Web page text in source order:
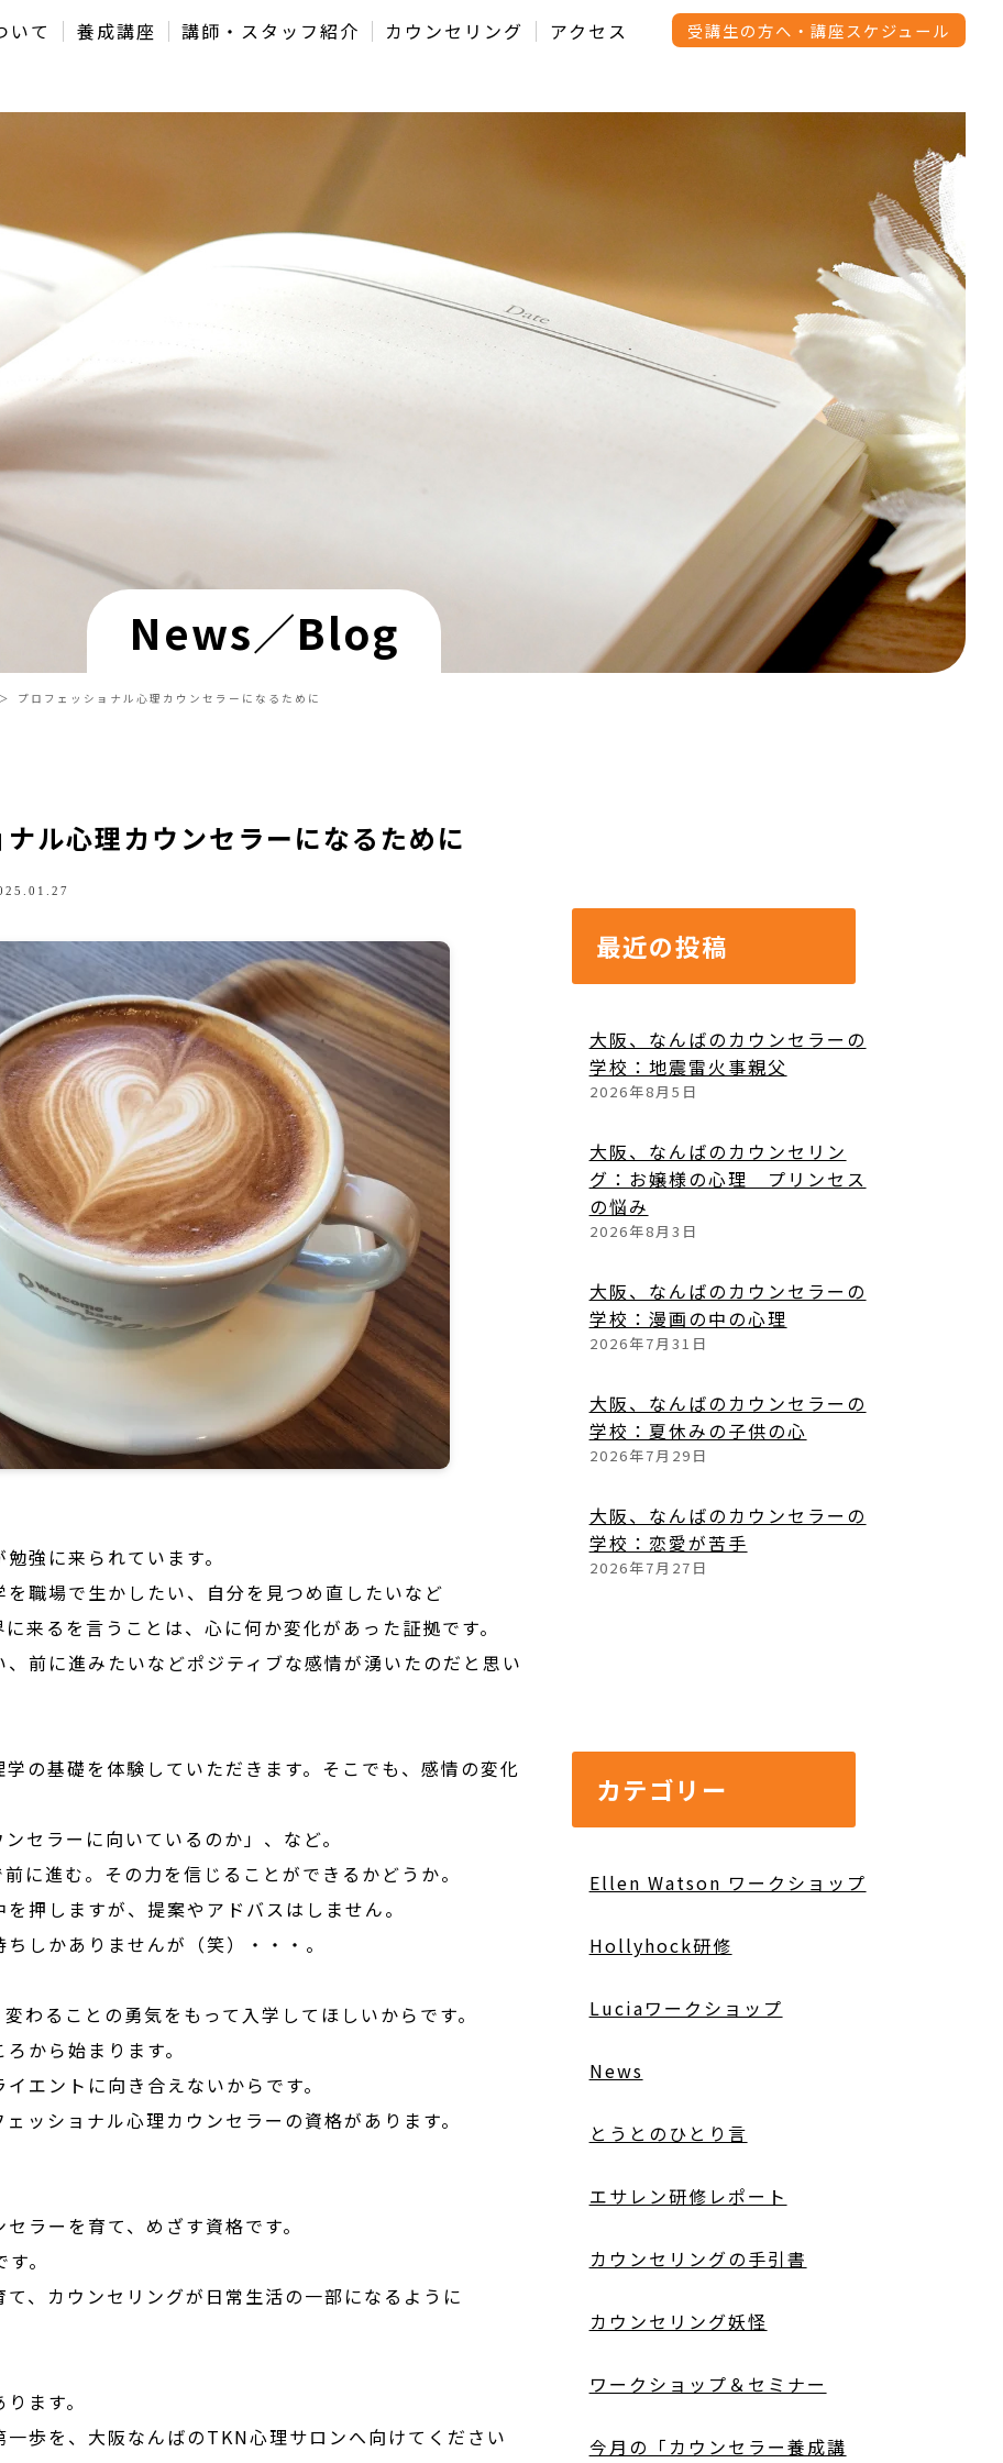
いて 養成講座 講師・スタッフ紹介 カウンセリング アクセス 受講生の方へ・講座スケジュール
News／Blog
プロフェッショナル心理カウンセラーになるために
ル心理カウンセラーになるために
強に来られています。
職場で生かしたい、自分を見つめ直したいなど
来るを言うことは、心に何か変化があった証拠です。
前に進みたいなどポジティブな感情が湧いたのだと思い
の基礎を体験していただきます。そこでも、感情の変化
セラーに向いているのか」、など。
に進む。その力を信じることができるかどうか。
押しますが、提案やアドバスはしません。
しかありませんが（笑）・・・。
わることの勇気をもって入学してほしいからです。
から始まります。
エントに向き合えないからです。
ッショナル心理カウンセラーの資格があります。
ラーを育て、めざす資格です。
。
、カウンセリングが日常生活の一部になるように
ます。
歩を、大阪なんばのTKN心理サロンへ向けてください
最近の投稿
大阪、なんばのカウンセラーの
学校：地震雷火事親父
2026年8月5日
大阪、なんばのカウンセリン
グ：お嬢様の心理 プリンセス
の悩み
2026年8月3日
大阪、なんばのカウンセラーの
学校：漫画の中の心理
2026年7月31日
大阪、なんばのカウンセラーの
学校：夏休みの子供の心
2026年7月29日
大阪、なんばのカウンセラーの
学校：恋愛が苦手
2026年7月27日
カテゴリー
Ellen Watson ワークショップ
Hollyhock研修
Luciaワークショップ
News
とうとのひとり言
エサレン研修レポート
カウンセリングの手引書
カウンセリング妖怪
ワークショップ＆セミナー
今月の「カウンセラー養成講